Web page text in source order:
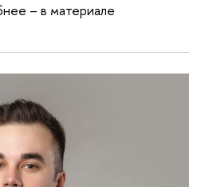
– в материале